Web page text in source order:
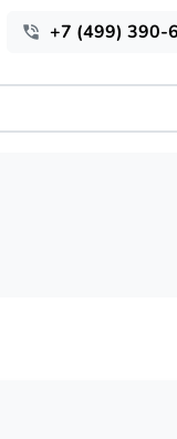
+7 (499) 390-